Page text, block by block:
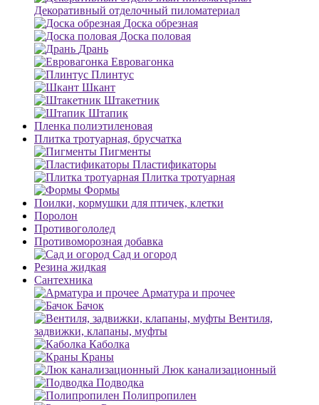
Декоративный отделочный пиломатериал
Доска обрезная
Доска половая
Дрань
Евровагонка
Плинтус
Шкант
Штакетник
Штапик
Пленка полиэтиленовая
Плитка тротуарная, брусчатка
Пигменты
Пластификаторы
Плитка тротуарная
Формы
Поилки, кормушки для птичек, клетки
Поролон
Противогололед
Противоморозная добавка
Сад и огород
Резина жидкая
Сантехника
Арматура и прочее
Бачок
Вентиля,
задвижки, клапаны, муфты
Каболка
Краны
Люк канализационный
Подводка
Полипропилен